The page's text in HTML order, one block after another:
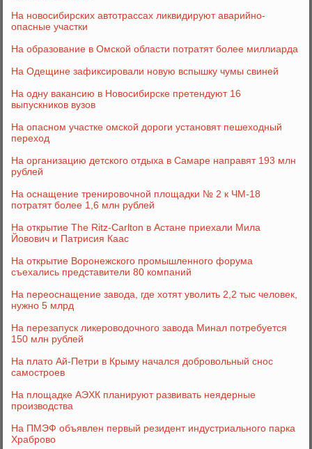
На новосибирских автотрассах ликвидируют аварийно-
опасные участки
На образование в Омской области потратят более миллиарда
На Одещине зафиксировали новую вспышку чумы свиней
На одну вакансию в Новосибирске претендуют 16
выпускников вузов
На опасном участке омской дороги установят пешеходный
переход
На организацию детского отдыха в Самаре направят 193 млн
рублей
На оснащение тренировочной площадки № 2 к ЧМ-18
потратят более 1,6 млн рублей
На открытие The Ritz-Carlton в Астане приехали Мила
Йовович и Патрисия Каас
На открытие Воронежского промышленного форума
съехались представители 80 компаний
На переоснащение завода, где хотят уволить 2,2 тыс человек,
нужно 5 млрд
На перезапуск ликероводочного завода Минал потребуется
150 млн рублей
На плато Ай-Петри в Крыму начался добровольный снос
самостроев
На площадке АЭХК планируют развивать неядерные
производства
На ПМЭФ объявлен первый резидент индустриального парка
Храброво